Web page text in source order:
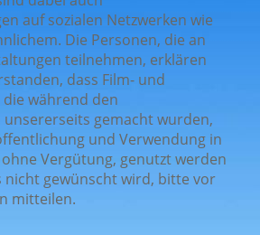
auf sozialen Netzwerken wie
Die Personen, die an
teilnehmen, erklären
dass Film- und
während den
gemacht wurden,
und Verwendung in
Vergütung, genutzt werden
nicht gewünscht wird, bitte vor
mitteilen.